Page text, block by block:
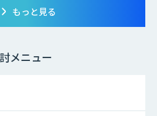
もっと見る
メニュー